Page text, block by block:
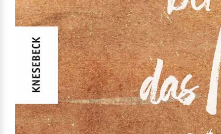
Mehr erfahren
Finanzierung & Leasing
Versicherung